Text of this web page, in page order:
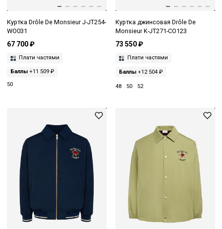
Куртка Drôle De Monsieur J-JT254-
WO031
67 700 ₽
Плати частями
Баллы +11 509 ₽
50
Куртка джинсовая Drôle De
Monsieur K-JT271-CO123
73 550 ₽
Плати частями
Баллы+12 504 ₽
48 50 52